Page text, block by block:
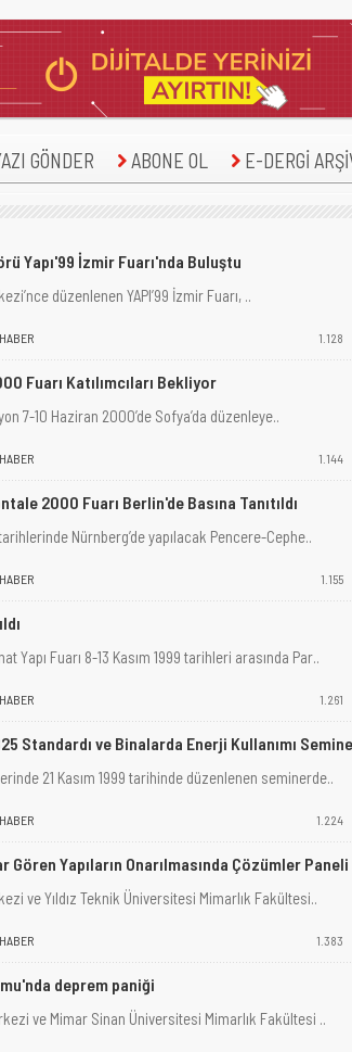
GÖNDER ABONE OL E-DERGİ
Yapı'99 İzmir Fuarı'nda Buluştu
düzenlenen YAPI’99 İzmir Fuarı, ..
HABER 1.128
Fuarı Katılımcıları Bekliyor
7-10 Haziran 2000’de Sofya’da düzenleye..
HABER 1.144
2000 Fuarı Berlin'de Basına Tanıtıldı
Nürnberg’de yapılacak Pencere-Cephe..
HABER 1.155
Yapı Fuarı 8-13 Kasım 1999 tarihleri arasında Par..
HABER 1.261
Standardı ve Binalarda Enerji Kullanımı
21 Kasım 1999 tarihinde düzenlenen seminerde..
HABER 1.224
Gören Yapıların Onarılmasında Çözümler Paneli
ve Yıldız Teknik Üniversitesi Mimarlık Fakültesi..
HABER 1.383
deprem paniği
ve Mimar Sinan Üniversitesi Mimarlık Fakültesi ..